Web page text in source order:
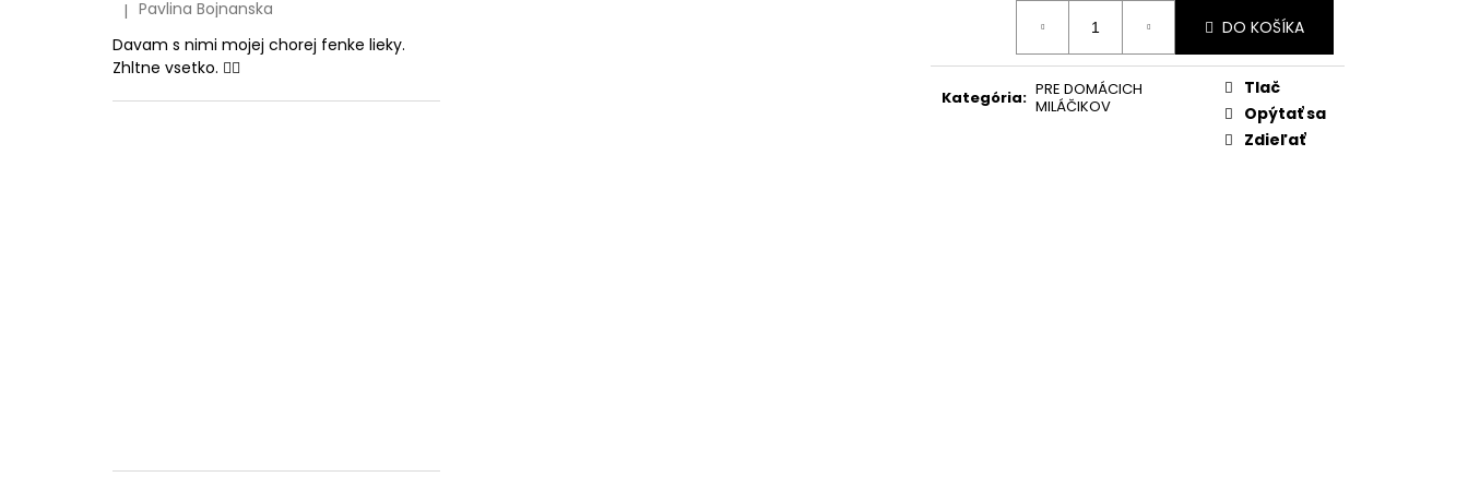
Hodnotenie produktu je 5 z 5 hviezdičiek.
| Pavlina Bojnanska
Davam s nimi mojej chorej fenke lieky.
Zhltne vsetko. 👍🏻
DO KOŠÍKA
Kategória: PRE DOMÁCICH
MILÁČIKOV
Tlač
Opýtať sa
Zdieľať